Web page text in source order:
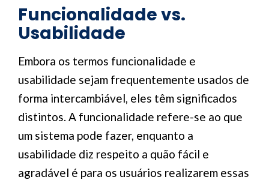
Funcionalidade vs.
Usabilidade
Embora os termos funcionalidade e
usabilidade sejam frequentemente usados de
forma intercambiável, eles têm significados
distintos. A funcionalidade refere-se ao que
um sistema pode fazer, enquanto a
usabilidade diz respeito a quão fácil e
agradável é para os usuários realizarem essas